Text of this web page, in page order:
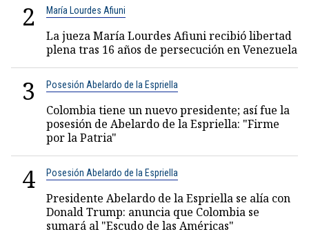
2 María Lourdes Afiuni
La jueza María Lourdes Afiuni recibió libertad
plena tras 16 años de persecución en Venezuela
3 Posesión Abelardo de la Espriella
Colombia tiene un nuevo presidente; así fue la
posesión de Abelardo de la Espriella: "Firme
por la Patria"
4 Posesión Abelardo de la Espriella
Presidente Abelardo de la Espriella se alía con
Donald Trump: anuncia que Colombia se
sumará al "Escudo de las Américas"